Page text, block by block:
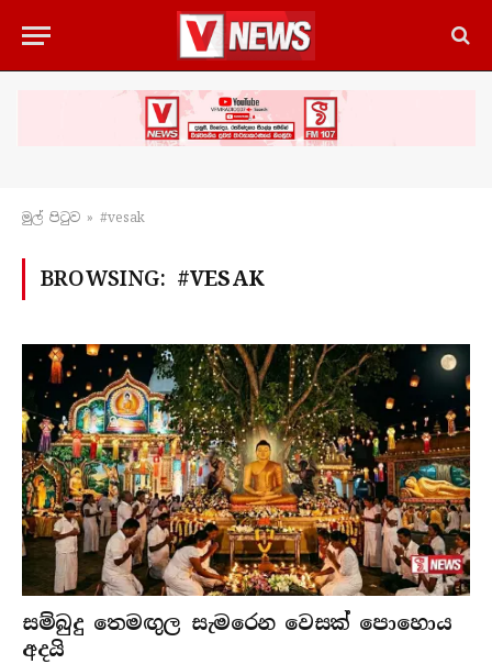
මුල් පිටු​ව » #vesak
BROWSING: #VESAK
සම්බුදු තෙමඟුල සැමරෙන වෙසක් පොහොය
අදයි